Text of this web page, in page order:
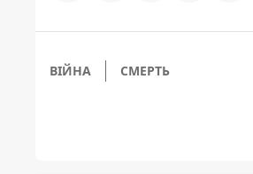
ВІЙНА СМЕРТЬ